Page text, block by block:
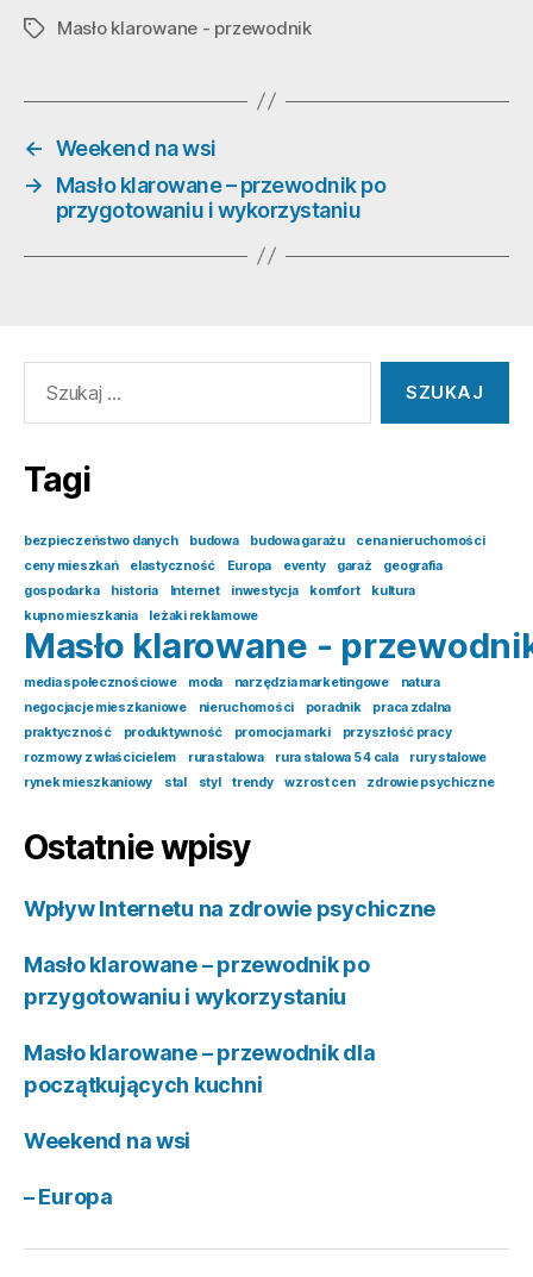
TagiMasło klarowane - przewodnik
← Weekend na wsi
→
Masło klarowane – przewodnik po
przygotowaniu i wykorzystaniu
Tagi
bezpieczeństwo danych budowa budowa garażu
cena nieruchomości
ceny mieszkań
elastyczność Europa eventy garaż
geografia
gospodarka
historia Internet inwestycja komfort
kultura
kupno mieszkania
leżaki reklamowe
Masło klarowane -
media społecznościowe moda narzędzia marketingowe
natura
negocjacje mieszkaniowe
nieruchomości poradnik
praca zdalna
praktyczność
produktywność promocja marki
przyszłość pracy
rozmowy z właścicielem
rura stalowa rura stalowa 5 4 cala
rury stalowe
rynek mieszkaniowy
stal styl trendy wzrost cen zdrowie psychiczne
Ostatnie wpisy
Wpływ Internetu na zdrowie psychiczne
Masło klarowane – przewodnik po
przygotowaniu i wykorzystaniu
Masło klarowane – przewodnik dla
początkujących kuchni
Weekend na wsi
– Europa